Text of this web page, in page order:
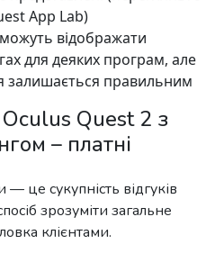
App Lab)
відображати
для деяких програм, але
залишається правильним
Quest 2 з
– платні
це сукупність відгуків
зрозуміти загальне
клієнтами.